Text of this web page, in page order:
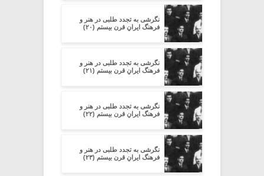
نگرشی به تجدد طلبی در هنر و
فرهنگ ایرانِ قرن بیستم (۲۰)
نگرشی به تجدد طلبی در هنر و
فرهنگ ایرانِ قرن بیستم (۲۱)
نگرشی به تجدد طلبی در هنر و
فرهنگ ایرانِ قرن بیستم (۲۲)
نگرشی به تجدد طلبی در هنر و
فرهنگ ایرانِ قرن بیستم (۲۳)